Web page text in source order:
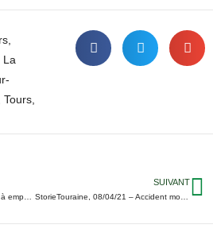
La
Tours
SUIVANT
StorieTouraine, 08/04/21 – Accident mortel chez les Compagnons ; IME fermé pour Covid à Château-Renault ; L’Office du Tourisme de Tours fermé…